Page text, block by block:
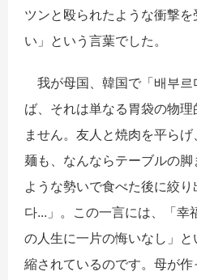
ツンと殴られたような衝撃
い」という言葉でした。
我が母国、韓国で「배부르
ば、それは単なる胃袋の物
ません。友人と焼肉を平ら
麺も、なんならテーブルの
ような勢いで食べた後に絞り
다... 」。この一言には、「
の人生に一片の悔いなし」
縮されているのです。母が